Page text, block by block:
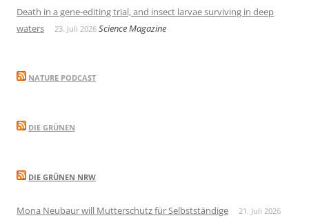
Death in a gene-editing trial, and insect larvae surviving in deep
waters
23. Juli 2026 Science Magazine
NATURE PODCAST
DIE GRÜNEN
DIE GRÜNEN NRW
Mona Neubaur will Mutterschutz für Selbstständige 21. Juli 2026